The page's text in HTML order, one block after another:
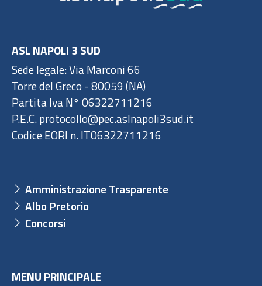
ASL NAPOLI 3 SUD
Sede legale: Via Marconi 66
Torre del Greco - 80059 (NA)
Partita Iva N° 06322711216
P.E.C. protocollo@pec.aslnapoli3sud.it
Codice EORI n. IT06322711216
Amministrazione Trasparente
Albo Pretorio
Concorsi
MENU PRINCIPALE